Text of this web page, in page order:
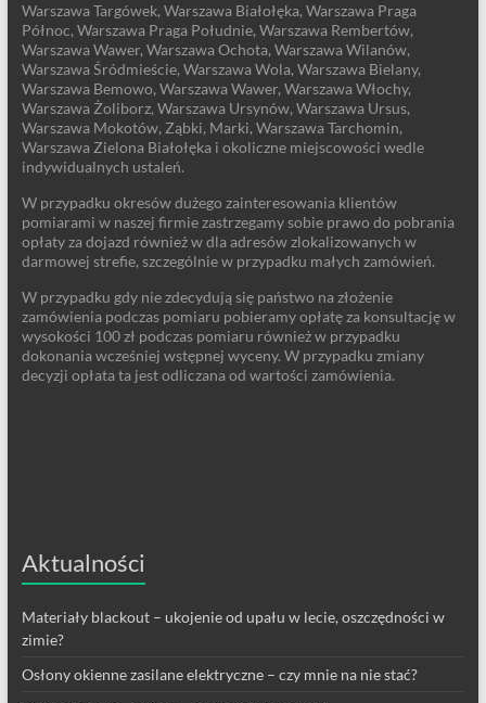
Warszawa Targówek, Warszawa Białołęka, Warszawa Praga
Północ, Warszawa Praga Południe, Warszawa Rembertów,
Warszawa Wawer, Warszawa Ochota, Warszawa Wilanów,
Warszawa Śródmieście, Warszawa Wola, Warszawa Bielany,
Warszawa Bemowo, Warszawa Wawer, Warszawa Włochy,
Warszawa Żoliborz, Warszawa Ursynów, Warszawa Ursus,
Warszawa Mokotów, Ząbki, Marki, Warszawa Tarchomin,
Warszawa Zielona Białołęka i okoliczne miejscowości wedle
indywidualnych ustaleń.
W przypadku okresów dużego zainteresowania klientów
pomiarami w naszej firmie zastrzegamy sobie prawo do pobrania
opłaty za dojazd również w dla adresów zlokalizowanych w
darmowej strefie, szczególnie w przypadku małych zamówień.
W przypadku gdy nie zdecydują się państwo na złożenie
zamówienia podczas pomiaru pobieramy opłatę za konsultację w
wysokości 100 zł podczas pomiaru również w przypadku
dokonania wcześniej wstępnej wyceny. W przypadku zmiany
decyzji opłata ta jest odliczana od wartości zamówienia.
Aktualności
Materiały blackout – ukojenie od upału w lecie, oszczędności w
zimie?
Osłony okienne zasilane elektryczne – czy mnie na nie stać?